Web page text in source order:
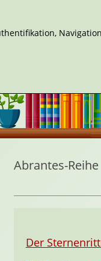
Abrantes-Reihe
Der